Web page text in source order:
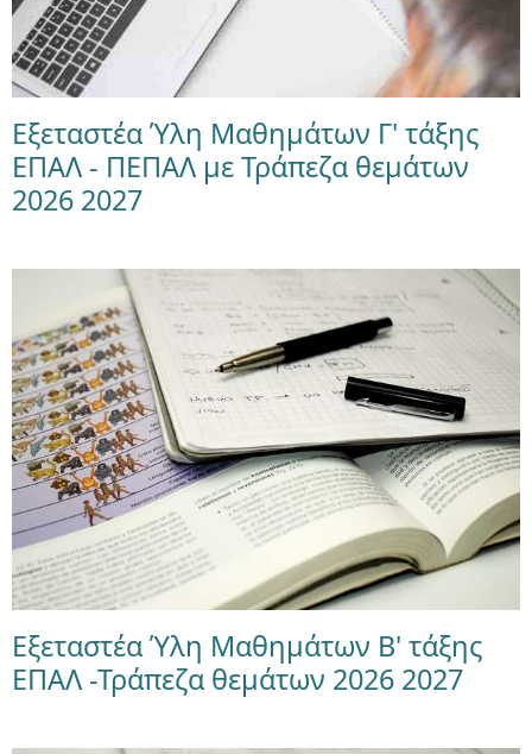
Εξεταστέα Ύλη Μαθημάτων Γ' τάξης
ΕΠΑΛ - ΠΕΠΑΛ με Τράπεζα θεμάτων
2026 2027
Εξεταστέα Ύλη Μαθημάτων Β' τάξης
ΕΠΑΛ -Τράπεζα θεμάτων 2026 2027